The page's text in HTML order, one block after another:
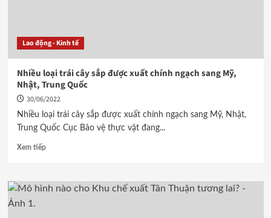
Lao động - Kinh tế
Nhiều loại trái cây sắp được xuất chính ngạch sang Mỹ,
Nhật, Trung Quốc
30/06/2022
Nhiều loại trái cây sắp được xuất chính ngạch sang Mỹ, Nhật,
Trung Quốc Cục Bảo vệ thực vật đang...
Xem tiếp